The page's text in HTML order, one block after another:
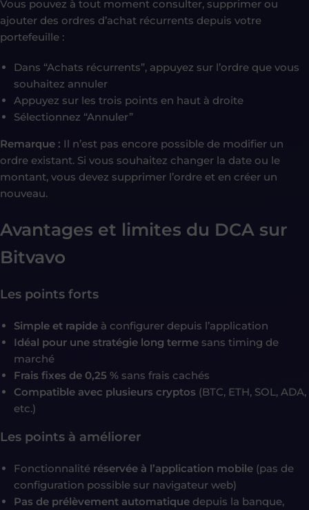
Vous pouvez à tout moment consulter, supprimer ou
ajouter des ordres d’achat récurrents depuis votre
portefeuille :
Dans “Achats récurrents”, appuyez sur l’ordre que vous
souhaitez annuler
Appuyez sur les trois points en haut à droite
Sélectionnez “Annuler”
Remarque : Il n’est pas encore possible de modifier un
ordre existant. Si vous souhaitez changer la date ou le
montant, vous devez supprimer l’ordre et en créer un
nouveau.
Avantages et limites du DCA sur
Bitvavo
Les points forts
Simple et rapide à configurer depuis l’application
Idéal pour une stratégie long terme sans timing de
marché
Frais fixes de 0,25 % sans frais cachés
Compatible avec plusieurs cryptos (BTC, ETH, SOL, ADA,
etc.)
Les points à améliorer
Fonctionnalité réservée à l’application mobile (pas de
configuration possible sur navigateur web)
Pas de prélèvement automatique depuis la banque,